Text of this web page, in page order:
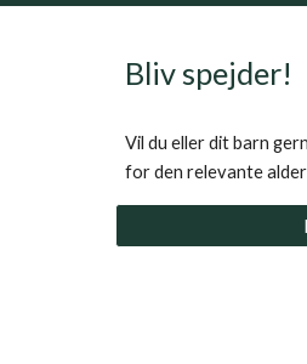
Bliv spejder!
Vil du eller dit barn
for den relevante